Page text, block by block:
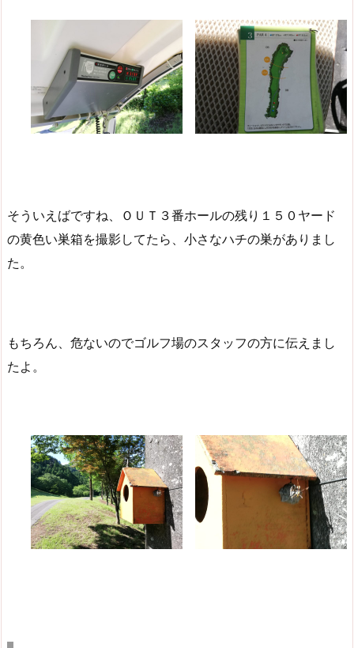
そういえばですね、ＯＵＴ３番ホールの残り１５０ヤード
の黄色い巣箱を撮影してたら、小さなハチの巣がありまし
た。
もちろん、危ないのでゴルフ場のスタッフの方に伝えまし
たよ。